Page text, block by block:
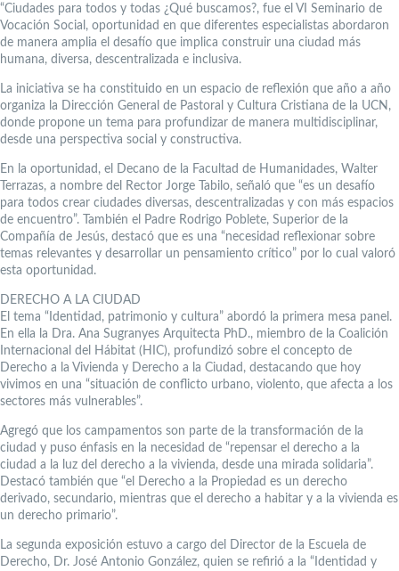
“Ciudades para todos y todas ¿Qué buscamos?, fue el VI Seminario de
Vocación Social, oportunidad en que diferentes especialistas abordaron
de manera amplia el desafío que implica construir una ciudad más
humana, diversa, descentralizada e inclusiva.
La iniciativa se ha constituido en un espacio de reflexión que año a año
organiza la Dirección General de Pastoral y Cultura Cristiana de la UCN,
donde propone un tema para profundizar de manera multidisciplinar,
desde una perspectiva social y constructiva.
En la oportunidad, el Decano de la Facultad de Humanidades, Walter
Terrazas, a nombre del Rector Jorge Tabilo, señaló que “es un desafío
para todos crear ciudades diversas, descentralizadas y con más espacios
de encuentro”. También el Padre Rodrigo Poblete, Superior de la
Compañía de Jesús, destacó que es una “necesidad reflexionar sobre
temas relevantes y desarrollar un pensamiento crítico” por lo cual valoró
esta oportunidad.
DERECHO A LA CIUDAD
El tema “Identidad, patrimonio y cultura” abordó la primera mesa panel.
En ella la Dra. Ana Sugranyes Arquitecta PhD., miembro de la Coalición
Internacional del Hábitat (HIC), profundizó sobre el concepto de
Derecho a la Vivienda y Derecho a la Ciudad, destacando que hoy
vivimos en una “situación de conflicto urbano, violento, que afecta a los
sectores más vulnerables”.
Agregó que los campamentos son parte de la transformación de la
ciudad y puso énfasis en la necesidad de “repensar el derecho a la
ciudad a la luz del derecho a la vivienda, desde una mirada solidaria”.
Destacó también que “el Derecho a la Propiedad es un derecho
derivado, secundario, mientras que el derecho a habitar y a la vivienda es
un derecho primario”.
La segunda exposición estuvo a cargo del Director de la Escuela de
Derecho, Dr. José Antonio González, quien se refirió a la “Identidad y